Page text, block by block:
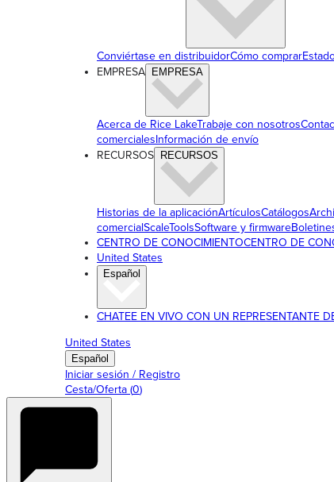
Conviértase en distribuidorCómo comprar
EMPRESA EMPRESA
Acerca de Rice LakeTrabaje con nosotros
comercialesInformación de envío
RECURSOS
RECURSOS
Historias de la aplicaciónArtículosCatálogos
comercialScaleToolsSoftware y firmware
CENTRO DE CONOCIMIENTOCENTRO DE
United States
Español
CHATEE EN VIVO CON UN REPRESENTANTE
United States
Español
Iniciar sesión / Registro
Cesta/Oferta (0)